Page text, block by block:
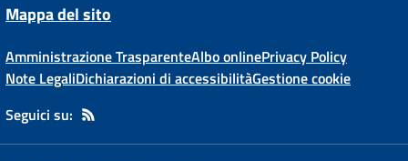
Mappa del sito
Amministrazione TrasparenteAlbo onlinePrivacy Policy
Note LegaliDichiarazioni di accessibilitàGestione cookie
Seguici su: